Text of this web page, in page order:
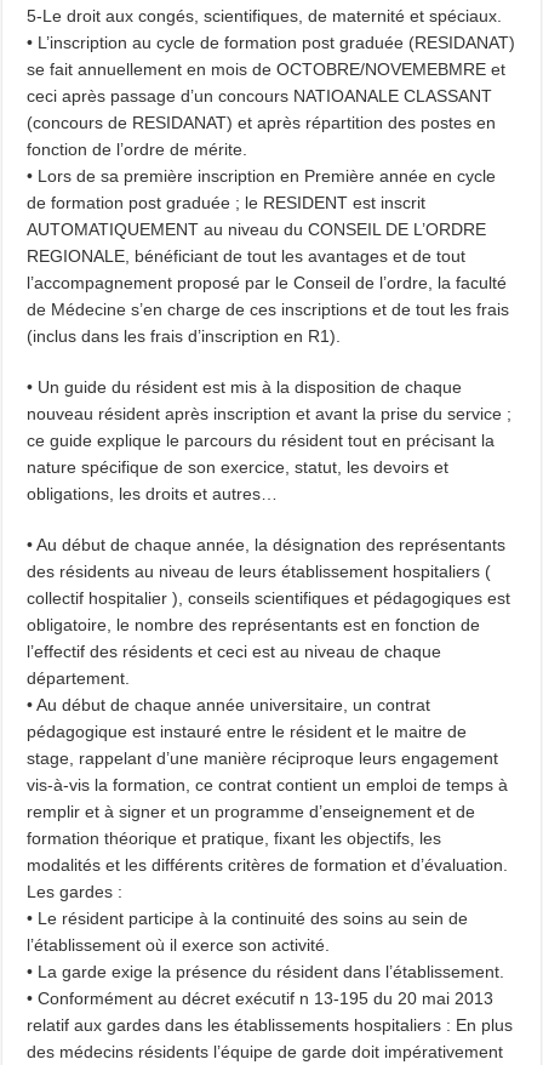
5-Le droit aux congés, scientifiques, de maternité et spéciaux.
• L’inscription au cycle de formation post graduée (RESIDANAT)
se fait annuellement en mois de OCTOBRE/NOVEMEBMRE et
ceci après passage d’un concours NATIOANALE CLASSANT
(concours de RESIDANAT) et après répartition des postes en
fonction de l’ordre de mérite.
• Lors de sa première inscription en Première année en cycle
de formation post graduée ; le RESIDENT est inscrit
AUTOMATIQUEMENT au niveau du CONSEIL DE L’ORDRE
REGIONALE, bénéficiant de tout les avantages et de tout
l’accompagnement proposé par le Conseil de l’ordre, la faculté
de Médecine s’en charge de ces inscriptions et de tout les frais
(inclus dans les frais d’inscription en R1).
• Un guide du résident est mis à la disposition de chaque
nouveau résident après inscription et avant la prise du service ;
ce guide explique le parcours du résident tout en précisant la
nature spécifique de son exercice, statut, les devoirs et
obligations, les droits et autres…
• Au début de chaque année, la désignation des représentants
des résidents au niveau de leurs établissement hospitaliers (
collectif hospitalier ), conseils scientifiques et pédagogiques est
obligatoire, le nombre des représentants est en fonction de
l’effectif des résidents et ceci est au niveau de chaque
département.
• Au début de chaque année universitaire, un contrat
pédagogique est instauré entre le résident et le maitre de
stage, rappelant d’une manière réciproque leurs engagement
vis-à-vis la formation, ce contrat contient un emploi de temps à
remplir et à signer et un programme d’enseignement et de
formation théorique et pratique, fixant les objectifs, les
modalités et les différents critères de formation et d’évaluation.
Les gardes :
• Le résident participe à la continuité des soins au sein de
l’établissement où il exerce son activité.
• La garde exige la présence du résident dans l’établissement.
• Conformément au décret exécutif n 13-195 du 20 mai 2013
relatif aux gardes dans les établissements hospitaliers : En plus
des médecins résidents l’équipe de garde doit impérativement